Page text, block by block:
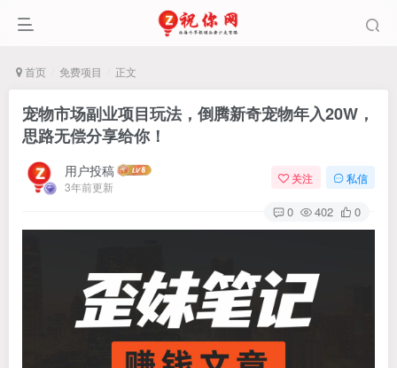
首页 免费项目 正文
宠物市场副业项目玩法，倒腾新奇宠物年入20W，
思路无偿分享给你！
用户投稿
3年前更新
关注 私信
0 402 0